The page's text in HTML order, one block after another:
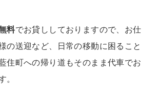
料でお貸ししておりますので、お仕
の送迎など、日常の移動に困ること
住町への帰り道もそのまま代車でお
。